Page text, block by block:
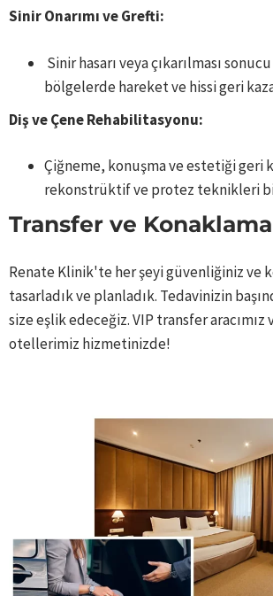
Sinir Onarımı ve Grefti:
Sinir hasarı veya çıkarılması
bölgelerde hareket ve hissi geri
Diş ve Çene Rehabilitasyonu:
Çiğneme, konuşma ve estetiği geri
rekonstrüktif ve protez teknikleri
Transfer ve Konaklama
Renate Klinik'te her şeyi güvenliğiniz ve
tasarladık ve planladık. Tedavinizin
size eşlik edeceğiz. VIP transfer aracımız
otellerimiz hizmetinizde!